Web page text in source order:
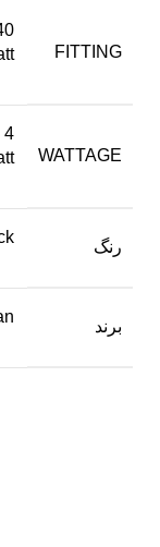
FITTING
WATTAGE
رنگ
برند